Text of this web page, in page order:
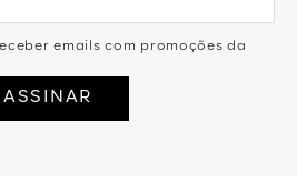
emails com promoções da
ASSINAR